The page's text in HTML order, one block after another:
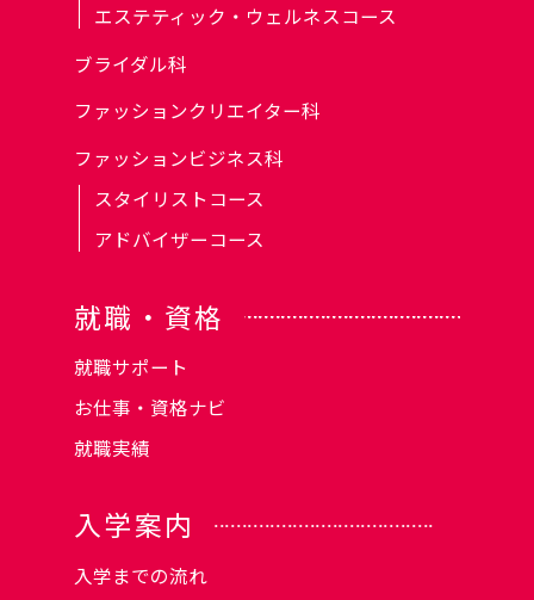
エステティック・ウェルネスコース
ブライダル科
ファッションクリエイター科
ファッションビジネス科
スタイリストコース
アドバイザーコース
就職・資格
就職サポート
お仕事・資格ナビ
就職実績
入学案内
入学までの流れ